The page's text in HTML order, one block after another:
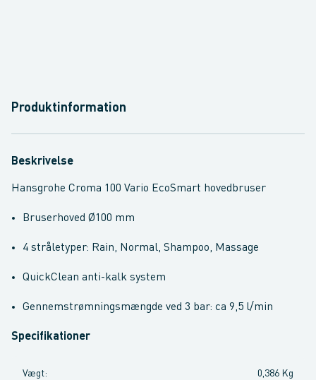
Produktinformation
Beskrivelse
Hansgrohe Croma 100 Vario EcoSmart hovedbruser
Bruserhoved Ø100 mm
4 stråletyper: Rain, Normal, Shampoo, Massage
QuickClean anti-kalk system
Gennemstrømningsmængde ved 3 bar: ca 9,5 l/min
Specifikationer
Vægt: 0,386 Kg